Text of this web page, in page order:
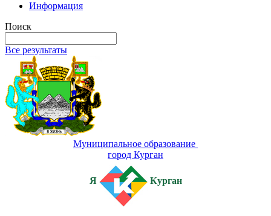
Информация
Поиск
Все результаты
Муниципальное образование
город Курган
Я Курган